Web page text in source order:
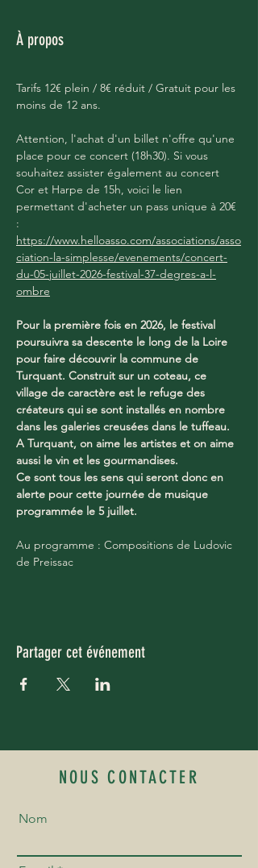
À propos
Tarifs 12€ plein / 8€ réduit / Gratuit pour les
moins de 12 ans.
Attention, l'achat d'un billet n'offre qu'une
place pour ce concert (18h30). Si vous
souhaitez assister également au concert
Cor et Harpe de 15h, voici le lien
permettant d'acheter un pass unique à 20€
:
https://www.helloasso.com/associations/asso
ciation-la-simplesse/evenements/concert-
du-05-juillet-2026-festival-37-degres-a-l-
ombre
Pour la première fois en 2026, le festival
poursuivra sa descente le long de la Loire
pour faire découvrir la commune de
Turquant. Construit sur un coteau, ce
village de caractère est le refuge des
créateurs qui se sont installés en nombre
dans les galeries creusées dans le tuffeau.
A Turquant, on aime les artistes et on aime
aussi le vin et les gourmandises.
Ce sont tous les sens qui seront donc en
alerte pour cette journée de musique
programmée le 5 juillet.
Au programme : Compositions de Ludovic
de Preissac
Partager cet événement
NOUS CONTACTER
Nom